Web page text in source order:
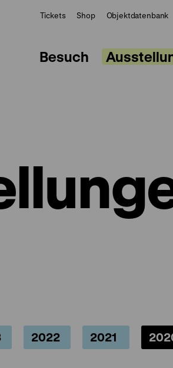
Tickets Shop Objektdatenbank
Besuch
2022 2021